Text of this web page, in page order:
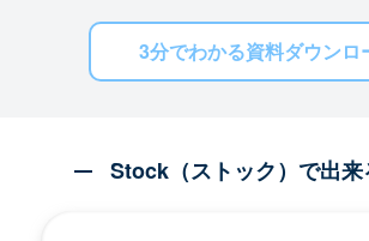
3分でわかる資料ダウンロ
Stock（ストック）で出来